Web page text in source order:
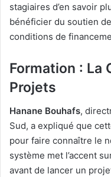
stagiaires d’en savoir
bénéficier du soutien
conditions de
Formation : La
Projets
Hanane Bouhafs,
Sud, a expliqué que
pour faire connaître le
système met l’accent
avant de lancer un